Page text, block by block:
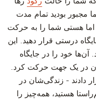
مجبور بودید تمام مدت
هستی شما را به حرکت
درستی قرار دهید. این
آن‌ها خود را در جایگاه
در یک جهت حرکت کرد.
دادند - زندگی‌شان در
هستید، همه‌چیز را